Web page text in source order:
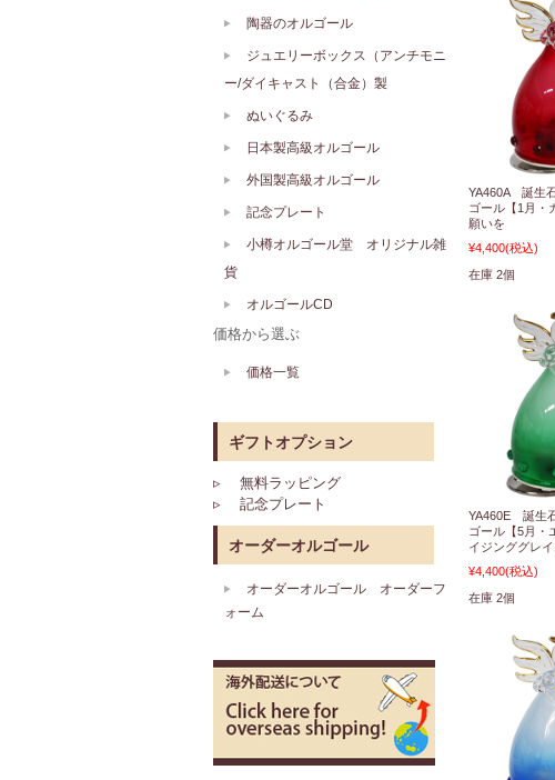
YA460A 誕生
ゴール【1月・
願いを
¥4,400(税込)
在庫 2個
YA460E 誕生
ゴール【5月・
イジンググレイ
¥4,400(税込)
在庫 2個
陶器のオルゴール
ジュエリーボックス（アンチモニ
ー/ダイキャスト（合金）製
ぬいぐるみ
日本製高級オルゴール
外国製高級オルゴール
記念プレート
小樽オルゴール堂 オリジナル雑
貨
オルゴールCD
価格から選ぶ
価格一覧
ギフトオプション
▹ 無料ラッピング
▹ 記念プレート
オーダーオルゴール
オーダーオルゴール オーダーフ
ォーム